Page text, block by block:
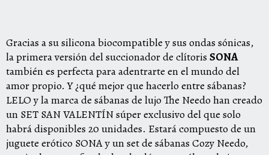
Gracias a su silicona biocompatible y sus ondas sónicas,
la primera versión del succionador de clítoris SONA
también es perfecta para adentrarte en el mundo del
amor propio. Y ¿qué mejor que hacerlo entre sábanas?
LELO y la marca de sábanas de lujo The Needo han creado
un SET SAN VALENTÍN súper exclusivo del que solo
habrá disponibles 20 unidades. Estará compuesto de un
juguete erótico SONA y un set de sábanas Cozy Needo,